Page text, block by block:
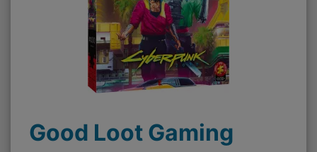
Good Loot Gaming